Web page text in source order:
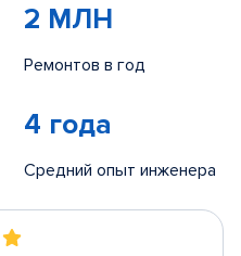
2 МЛН
Ремонтов в год
4 года
Средний опыт инженера